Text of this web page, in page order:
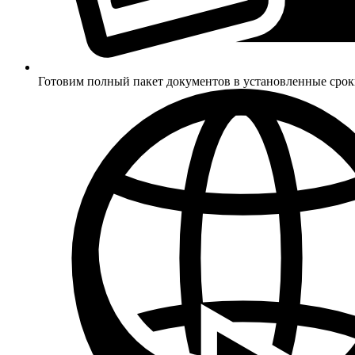
Готовим полный пакет документов в установленные